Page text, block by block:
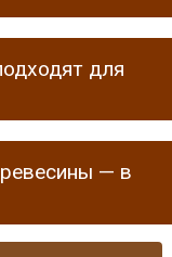
для
— в